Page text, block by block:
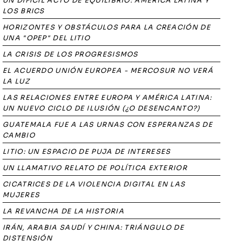
LOS BRICS
HORIZONTES Y OBSTÁCULOS PARA LA CREACIÓN DE
UNA "OPEP" DEL LITIO
LA CRISIS DE LOS PROGRESISMOS
EL ACUERDO UNIÓN EUROPEA - MERCOSUR NO VERÁ
LA LUZ
LAS RELACIONES ENTRE EUROPA Y AMÉRICA LATINA:
UN NUEVO CICLO DE ILUSIÓN (¿O DESENCANTO?)
GUATEMALA FUE A LAS URNAS CON ESPERANZAS DE
CAMBIO
LITIO: UN ESPACIO DE PUJA DE INTERESES
UN LLAMATIVO RELATO DE POLÍTICA EXTERIOR
CICATRICES DE LA VIOLENCIA DIGITAL EN LAS
MUJERES
LA REVANCHA DE LA HISTORIA
IRÁN, ARABIA SAUDÍ Y CHINA: TRIÁNGULO DE
DISTENSIÓN